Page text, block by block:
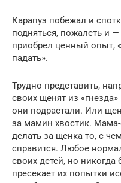
Карапуз побежал и
подняться, пожалеть и
приобрел ценный опыт,
падать».
Трудно представить,
своих щенят из
они подрастали. Или
за мамин хвостик. Мама-
делать за щенка то, с
справится. Любое
своих детей, но никогда
пресекает их попытки